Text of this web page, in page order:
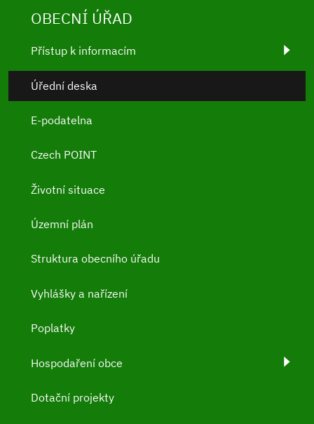
OBECNÍ ÚŘAD
Přístup k informacím
Úřední deska
E-podatelna
Czech POINT
Životní situace
Územní plán
Struktura obecního úřadu
Vyhlášky a nařízení
Poplatky
Hospodaření obce
Dotační projekty